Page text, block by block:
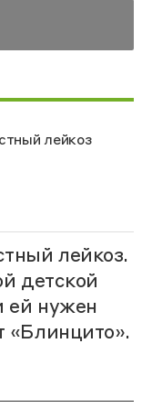
лейкоз
лейкоз.
детской
ей нужен
«Блинцито».